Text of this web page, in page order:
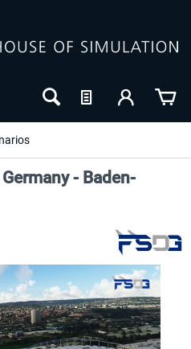
- Baden-